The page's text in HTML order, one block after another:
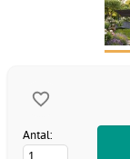
Antal: